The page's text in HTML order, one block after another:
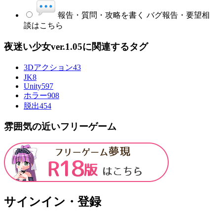
報告・質問・攻略を書く バグ報告・要望相
談はこちら
夜迷い少女ver.1.05に関連するタグ
3Dアクション43
JK8
Unity597
ホラー908
脱出454
雰囲気の近いフリーゲーム
サインイン・登録